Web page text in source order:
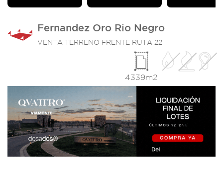
Fernandez Oro Rio Negro
VENTA TERRENO FRENTE RUTA 22
4339m2